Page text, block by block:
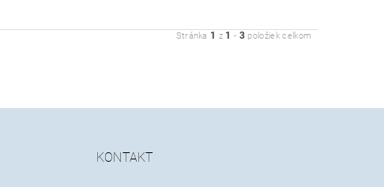
Stránka 1 z 1 - 3 položiek celkom
KONTAKT